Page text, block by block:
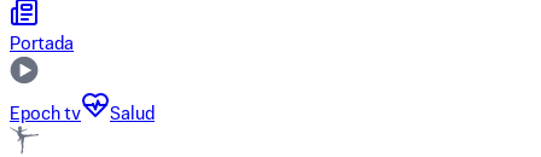
Portada
Epoch tv Salud